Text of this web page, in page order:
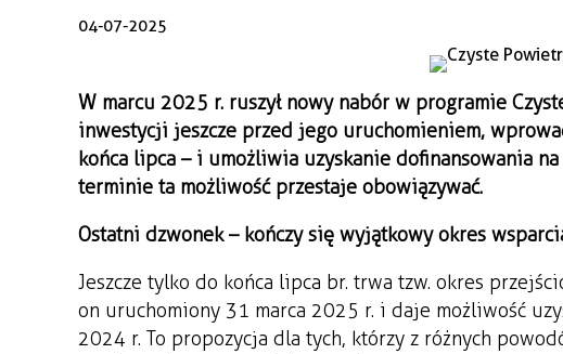
BUDŻET MIASTA
FUNDUSZE ZEWNĘTRZNE
EDUKACJA
POWIATOWY LIDER
PRZEDSIĘBIORCZOŚCI
WAŻNE TELEFONY
GAZETA SAMORZĄDOWA
POMIAR SATYSFAKCJI KLIENTA
KOMUNIKACJA I TRANSPORT
ZAGOSPODAROWANIE
PRZESTRZENNE
04-07-2025
W marcu 2025 r. ruszył nowy nabór w programie
inwestycji jeszcze przed jego uruchomieniem,
końca lipca – i umożliwia uzyskanie dofinansowania
terminie ta możliwość przestaje obowiązywać.
Ostatni dzwonek – kończy się wyjątkowy okres
Jeszcze tylko do końca lipca br. trwa tzw. okres
on uruchomiony 31 marca 2025 r. i daje możliwość
2024 r. To propozycja dla tych, którzy z różnych